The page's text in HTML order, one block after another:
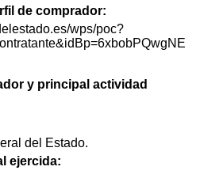
de comprador:
wps/poc?
y principal actividad
del Estado.
ejercida: